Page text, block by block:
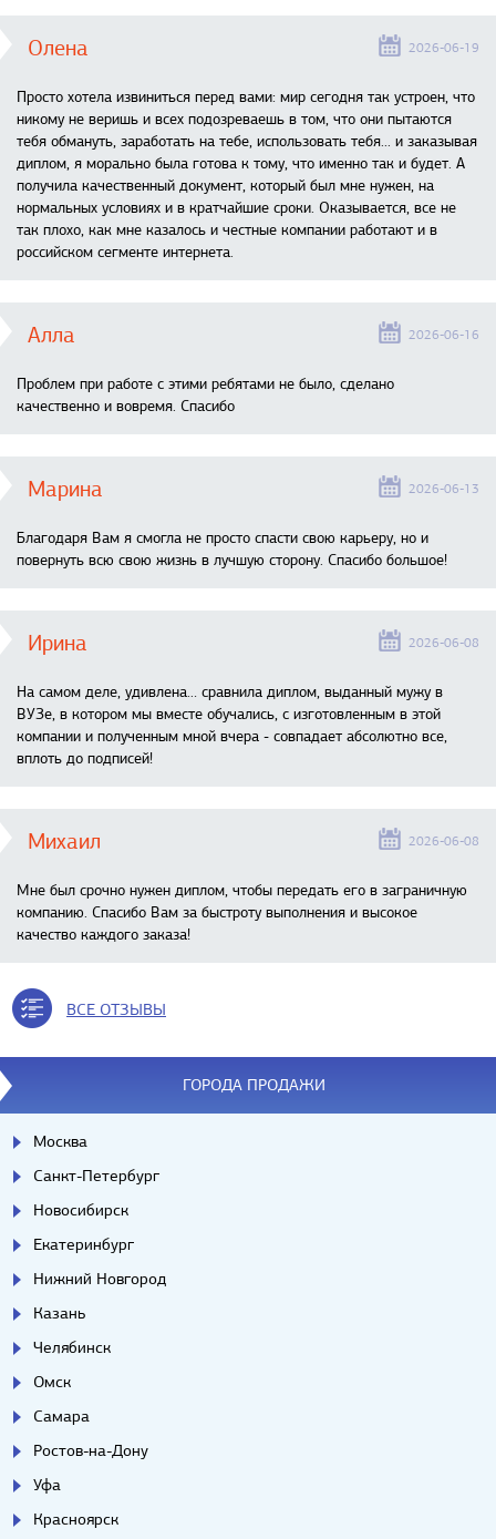
Олена 2026-06-19
Просто хотела извиниться перед вами: мир сегодня так устроен, что
никому не веришь и всех подозреваешь в том, что они пытаются
тебя обмануть, заработать на тебе, использовать тебя... и заказывая
диплом, я морально была готова к тому, что именно так и будет. А
получила качественный документ, который был мне нужен, на
нормальных условиях и в кратчайшие сроки. Оказывается, все не
так плохо, как мне казалось и честные компании работают и в
российском сегменте интернета.
Алла 2026-06-16
Проблем при работе с этими ребятами не было, сделано
качественно и вовремя. Спасибо
Марина 2026-06-13
Благодаря Вам я смогла не просто спасти свою карьеру, но и
повернуть всю свою жизнь в лучшую сторону. Спасибо большое!
Ирина 2026-06-08
На самом деле, удивлена… сравнила диплом, выданный мужу в
ВУЗе, в котором мы вместе обучались, с изготовленным в этой
компании и полученным мной вчера - совпадает абсолютно все,
вплоть до подписей!
Михаил 2026-06-08
Мне был срочно нужен диплом, чтобы передать его в заграничную
компанию. Спасибо Вам за быстроту выполнения и высокое
качество каждого заказа!
ВСЕ ОТЗЫВЫ
ГОРОДА ПРОДАЖИ
Москва
Санкт-Петербург
Новосибирск
Екатеринбург
Нижний Новгород
Казань
Челябинск
Омск
Самара
Ростов-на-Дону
Уфа
Красноярск